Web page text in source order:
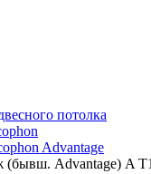
потолка
Advantage
(бывш. Advantage) A